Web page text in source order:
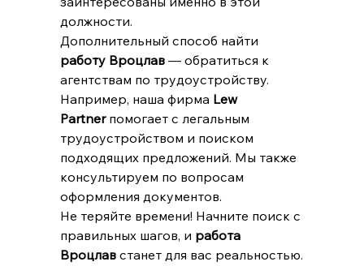
должности.
Дополнительный способ найти
работу Вроцлав — обратиться к
агентствам по трудоустройству.
Например, наша фирма Lew
Partner помогает с легальным
трудоустройством и поиском
подходящих предложений. Мы также
консультируем по вопросам
оформления документов.
Не теряйте времени! Начните поиск с
правильных шагов, и работа
Вроцлав станет для вас реальностью.